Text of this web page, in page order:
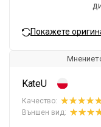
Покажете
KateU
Качество:
Външен вид: